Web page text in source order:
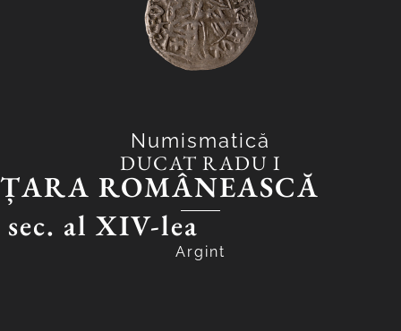
Numismatică
DUCAT RADU I
ȚARA ROMÂNEASCĂ
sec. al XIV-lea
Argint